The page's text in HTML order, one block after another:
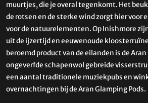
muurtjes, die je overal tegenkomt. Het
de rotsen en de sterke wind zorgt hier voor
voor de natuurelementen. Op Inishmore
uit de ijzertijd en eeuwenoude
beroemd product van de eilanden is de
ongeverfde schapenwol gebreide
een aantal traditionele muziekpubs en
overnachtingen bij de Aran Glamping Pods.